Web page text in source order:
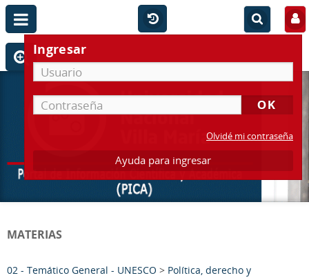
Ingresar
Olvidé mi contraseña
Ayuda para ingresar
MATERIAS
02 - Temático General - UNESCO > Política, derecho y